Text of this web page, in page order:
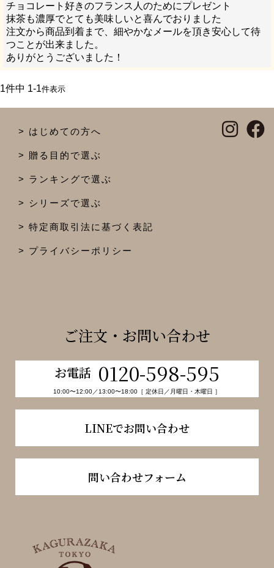
チョコレート好きのフランス人のためにプレゼント
抹茶も濃厚でとても美味しいと喜んでおりました
注文から商品到着まで、細やかなメールを頂き安心して待
つことが出来ました。
ありがとうございました！
1件中 1-1件表示
はじめての方へ
贈る目的で選ぶ
ランキングで選ぶ
シリーズで選ぶ
特定商取引法に基づく表記
プライバシーポリシー
ご注文・お問い合わせ
お電話 0120-598-595
10:00〜12:00／13:00〜18:00［ 定休日／月曜日・木曜日 ］
LINEでお問い合わせ
問い合わせフォーム